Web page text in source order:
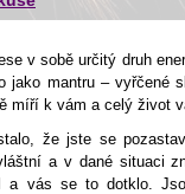
v sobě určitý druh
jako mantru – vyřčené
míří k vám a celý život
že jste se
a v dané situaci
a vás se to dotklo.